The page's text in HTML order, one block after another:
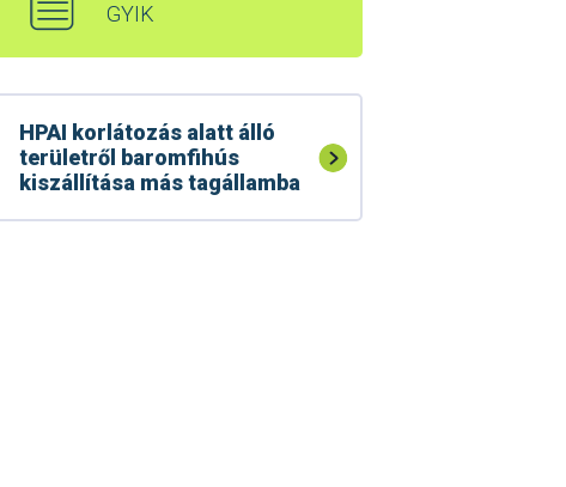
GYIK
HPAI korlátozás alatt álló
területről baromfihús
kiszállítása más tagállamba